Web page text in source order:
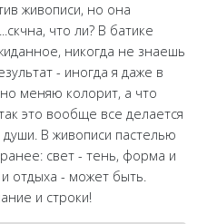
живописи, но она
что ли? В батике
никогда не знаешь
- иногда я даже в
меняю колорит, а что
это вообще все делается
В живописи пастелью
свет - тень, форма и
и отдыха - может быть.
и строки!